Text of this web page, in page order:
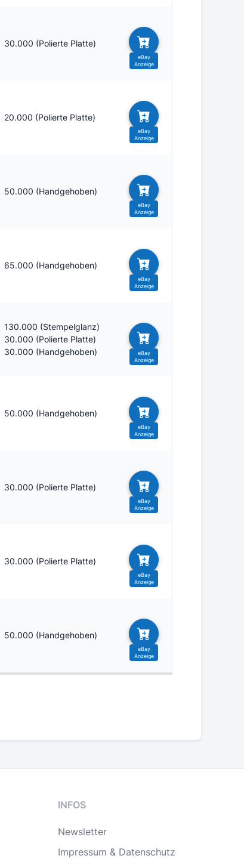
30.000 (Polierte Platte)
20.000 (Polierte Platte)
50.000 (Handgehoben)
65.000 (Handgehoben)
130.000 (Stempelglanz)
30.000 (Polierte Platte)
30.000 (Handgehoben)
50.000 (Handgehoben)
30.000 (Polierte Platte)
30.000 (Polierte Platte)
50.000 (Handgehoben)
INFOS
Newsletter
Impressum & Datenschutz